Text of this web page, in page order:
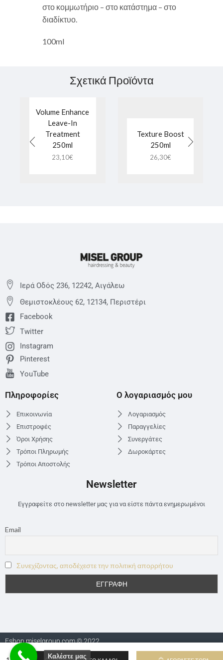
στο κομμωτήριο – στο κατάστημα – στο
διαδίκτυο.
100ml
Σχετικά Προϊόντα
Volume Enhance
Leave-In
Treatment
250ml
23,10€
Texture Boost
250ml
26,30€
Ιερά Οδός 236, 12242, Αιγάλεω
Θεμιστoκλέους 62, 12134, Περιστέρι
Facebook
Twitter
Instagram
Pinterest
YouTube
Πληροφορίες
Επικοινωνία
Επιστροφές
Όροι Χρήσης
Τρόποι Πληρωμής
Τρόποι Αποστολής
Ο λογαριασμός μου
Λογαριασμός
Παραγγελίες
Συνεργάτες
Δωροκάρτες
Newsletter
Εγγραφείτε στο newsletter μας για να είστε πάντα ενημερωμένοι
Email
Συνεχίζοντας, αποδέχεστε την πολιτική απορρήτου
Eshop.miselgroup.com © 2022
Καλέστε μας